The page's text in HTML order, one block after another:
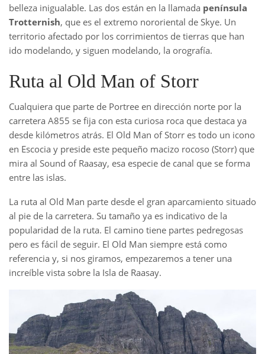
belleza inigualable. Las dos están en la llamada península
Trotternish, que es el extremo nororiental de Skye. Un
territorio afectado por los corrimientos de tierras que han
ido modelando, y siguen modelando, la orografía.
Ruta al Old Man of Storr
Cualquiera que parte de Portree en dirección norte por la
carretera A855 se fija con esta curiosa roca que destaca ya
desde kilómetros atrás. El Old Man of Storr es todo un icono
en Escocia y preside este pequeño macizo rocoso (Storr) que
mira al Sound of Raasay, esa especie de canal que se forma
entre las islas.
La ruta al Old Man parte desde el gran aparcamiento situado
al pie de la carretera. Su tamaño ya es indicativo de la
popularidad de la ruta. El camino tiene partes pedregosas
pero es fácil de seguir. El Old Man siempre está como
referencia y, si nos giramos, empezaremos a tener una
increíble vista sobre la Isla de Raasay.